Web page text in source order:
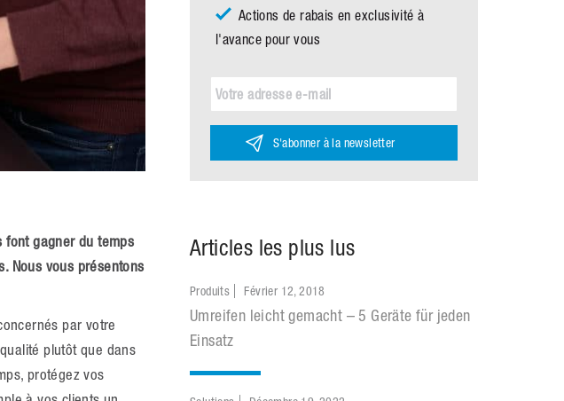
font gagner du temps
Nous vous présentons
par votre
plutôt que dans
protégez vos
Actions de rabais en exclusivité à
l'avance pour vous
S'abonner à la newsletter
Articles les plus lus
Produits Février 12, 2018
Umreifen leicht gemacht – 5 Geräte für jeden
Einsatz